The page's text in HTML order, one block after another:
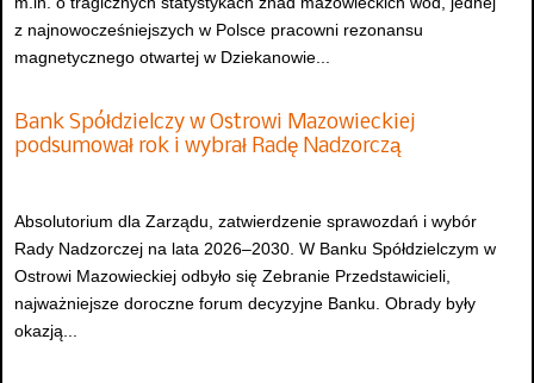
z najnowocześniejszych w Polsce pracowni rezonansu
magnetycznego otwartej w Dziekanowie...
Bank Spółdzielczy w Ostrowi Mazowieckiej
podsumował rok i wybrał Radę Nadzorczą
Absolutorium dla Zarządu, zatwierdzenie sprawozdań i wybór
Rady Nadzorczej na lata 2026–2030. W Banku Spółdzielczym w
Ostrowi Mazowieckiej odbyło się Zebranie Przedstawicieli,
najważniejsze doroczne forum decyzyjne Banku. Obrady były
okazją...